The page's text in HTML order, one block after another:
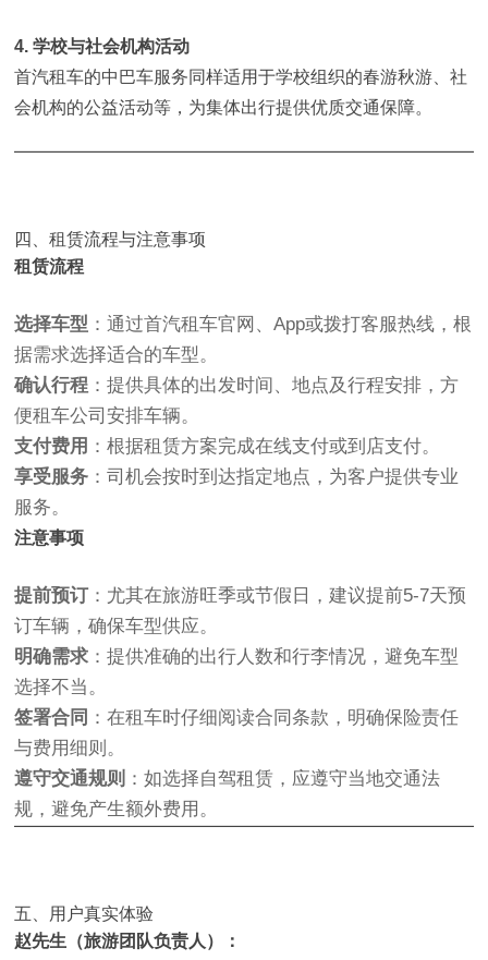
4. 学校与社会机构活动
首汽租车的中巴车服务同样适用于学校组织的春游秋游、社
会机构的公益活动等，为集体出行提供优质交通保障。
四、租赁流程与注意事项
租赁流程
选择车型 ：通过首汽租车官网、App或拨打客服热线，根
据需求选择适合的车型。
确认行程 ：提供具体的出发时间、地点及行程安排，方
便租车公司安排车辆。
支付费用 ：根据租赁方案完成在线支付或到店支付。
享受服务 ：司机会按时到达指定地点，为客户提供专业
服务。
注意事项
提前预订：尤其在旅游旺季或节假日，建议提前5-7天预
订车辆，确保车型供应。
明确需求 ：提供准确的出行人数和行李情况，避免车型
选择不当。
签署合同 ：在租车时仔细阅读合同条款，明确保险责任
与费用细则。
遵守交通规则 ：如选择自驾租赁，应遵守当地交通法
规，避免产生额外费用。
五、用户真实体验
赵先生（旅游团队负责人）：